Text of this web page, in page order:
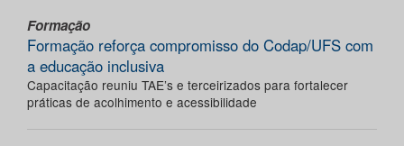
Formação
Formação reforça compromisso do Codap/UFS com
a educação inclusiva
Capacitação reuniu TAE’s e terceirizados para fortalecer
práticas de acolhimento e acessibilidade